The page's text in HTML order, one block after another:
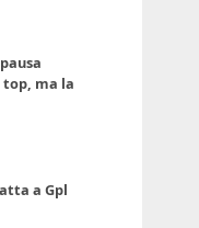
ma la
a Gpl